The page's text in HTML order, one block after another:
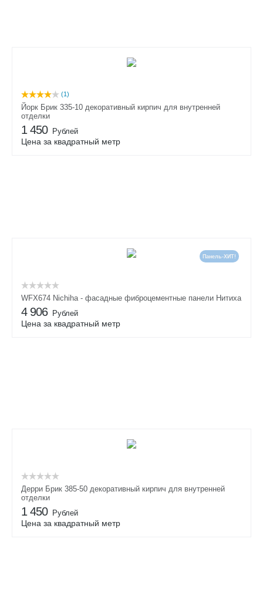
(1)
Йорк Брик 335-10 декоративный кирпич для внутренней
отделки
1 450 Рублей
Цена за квадратный метр
Панель-ХИТ!
WFX674 Nichiha - фасадные фиброцементные панели Нитиха
4 906 Рублей
Цена за квадратный метр
Дерри Брик 385-50 декоративный кирпич для внутренней
отделки
1 450 Рублей
Цена за квадратный метр